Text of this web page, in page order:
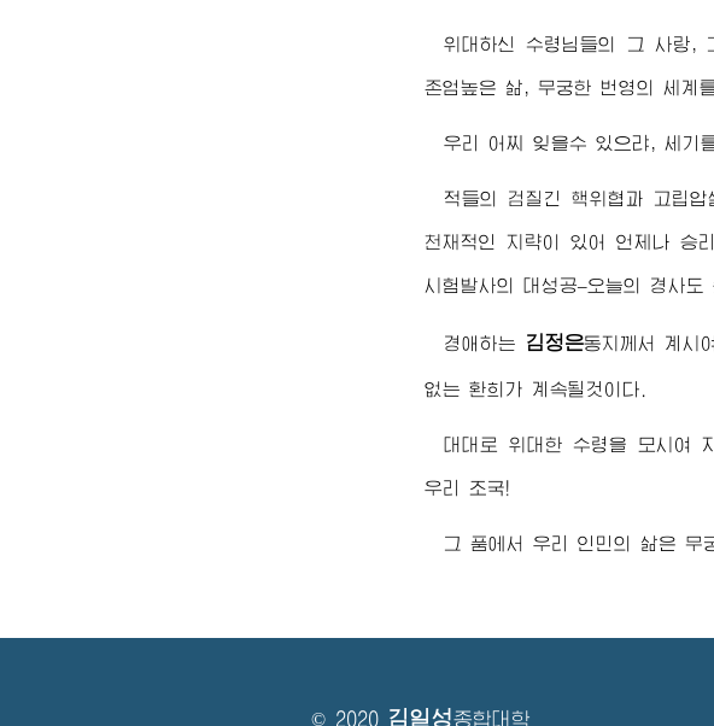
위대하신 수령님들의 그 사랑,
존엄높은 삶, 무궁한 번영의 세계
우리 어찌 잊을수 있으랴, 세기
적들의 검질긴 핵위협과 고립
천재적인 지략이 있어 언제나 승
시험발사의 대성공–오늘의 경사도
경애하는 김정은동지 께서 계시
없는 환희가 계속될것이다.
대대로 위대한 수령 을 모시여
우리 조국!
그 품에서 우리 인민의 삶은 무
© 2020 김일성종합대학